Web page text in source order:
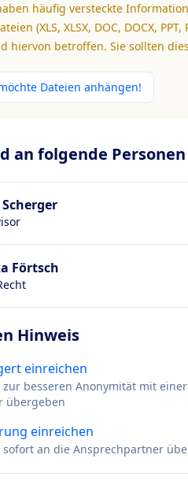
häufig versteckte
(XLS, XLSX, DOC, DOCX,
hiervon betroffen. Sie sollten
Dateien anhängen!
an folgende
Förtsch
Hinweis
einreichen
besseren Anonymität mit
übergeben
einreichen
an die Ansprechpartner